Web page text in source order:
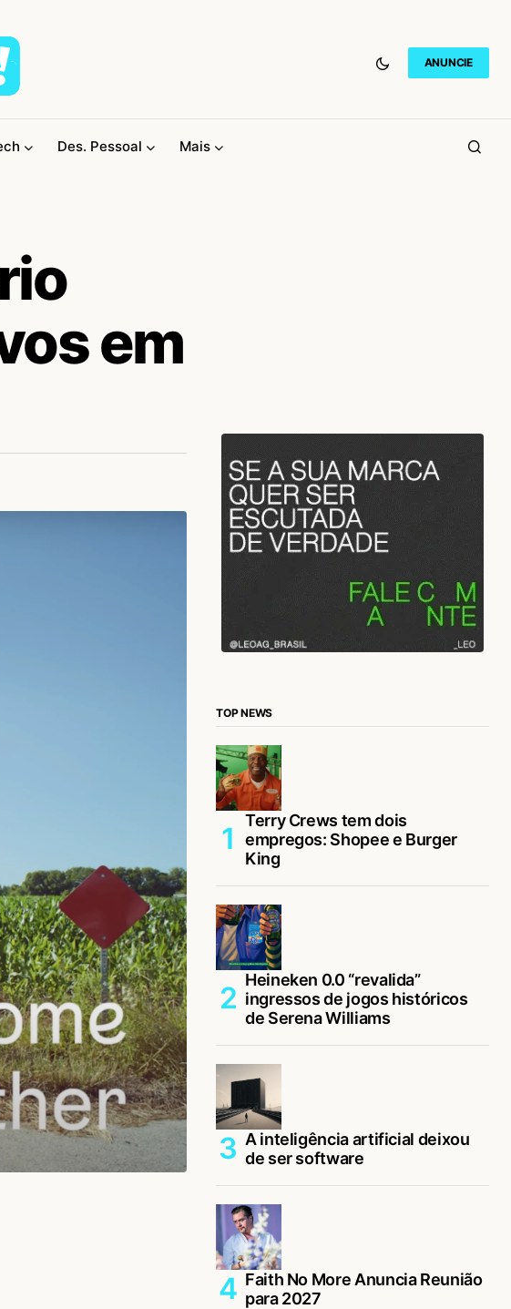
ANUNCIE
Des. Pessoal Mais
em
TOP NEWS
Terry Crews tem dois
empregos: Shopee e Burger
King
Heineken 0.0 “revalida”
ingressos de jogos históricos
de Serena Williams
A inteligência artificial deixou
de ser software
Faith No More Anuncia Reunião
para 2027